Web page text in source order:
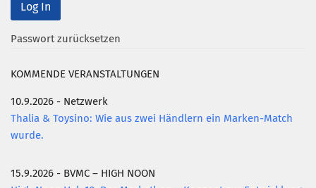
Passwort zurücksetzen
KOMMENDE VERANSTALTUNGEN
10.9.2026 - Netzwerk
Thalia & Toysino: Wie aus zwei Händlern ein Marken-Match
wurde.
15.9.2026 - BVMC – HIGH NOON